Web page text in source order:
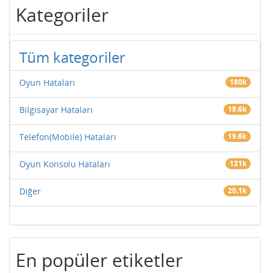
Kategoriler
Tüm kategoriler
Oyun Hataları 180k
Bilgisayar Hataları 19.6k
Telefon(Mobile) Hataları 19.6k
Oyun Konsolu Hataları 121k
Diğer 20.1k
En popüler etiketler